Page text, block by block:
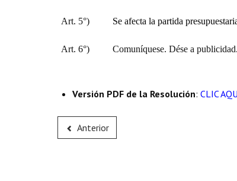
Art. 5°) Se afecta la partida
Art. 6°) Comuníquese. Dése a
Versión PDF de la Resolución: CLIC
Anterior